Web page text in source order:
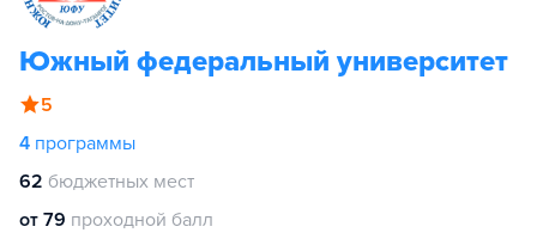
Южный федеральный университет
5
4 программы
62 бюджетных мест
от 79 проходной балл